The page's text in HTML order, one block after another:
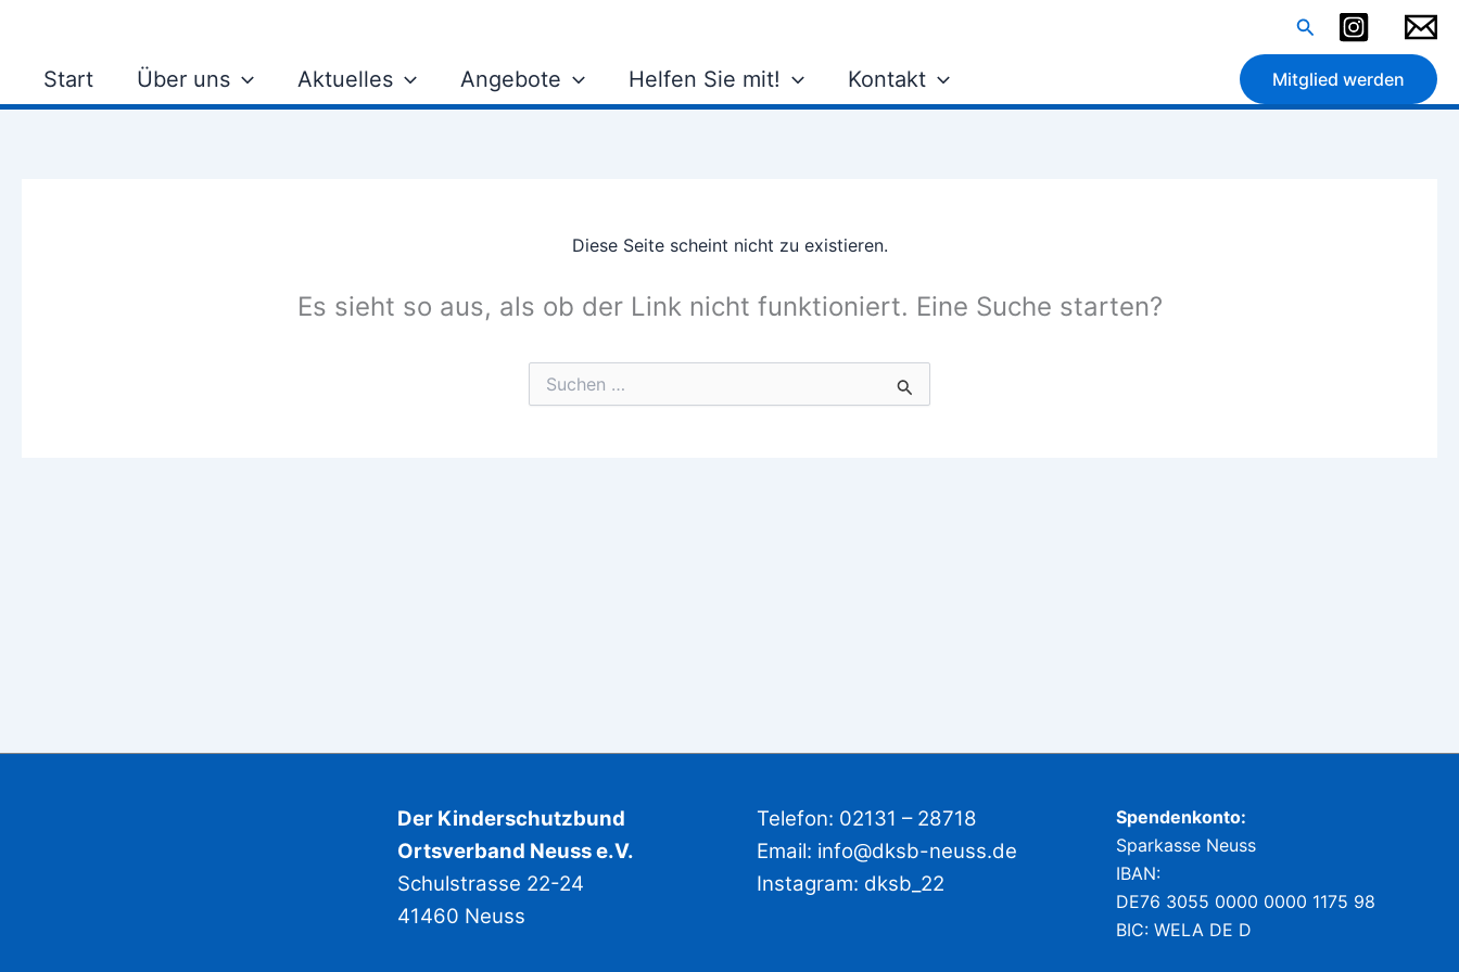
springen
Suchen
Start Über uns Aktuelles Angebote Helfen Sie mit! Kontakt Mitglied werden
Diese Seite scheint nicht zu existieren.
Es sieht so aus, als ob der Link nicht funktioniert. Eine Suche starten?
Suchen
nach:
Der Kinderschutzbund
Ortsverband Neuss e.V.
Schulstrasse 22-24
41460 Neuss
Telefon: 02131 – 28718
Email: info@dksb-neuss.de
Instagram: dksb_22
Spendenkonto:
Sparkasse Neuss
IBAN:
DE76 3055 0000 0000 1175 98
BIC: WELA DE D